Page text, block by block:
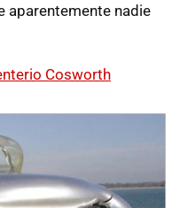
aparentemente nadie
Cosworth